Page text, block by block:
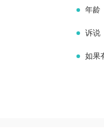
年龄
诉说
如果